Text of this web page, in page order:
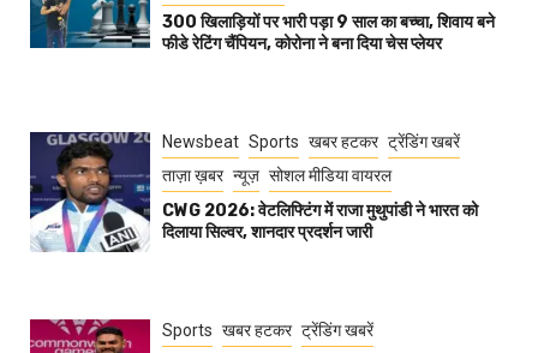
300 खिलाड़ियों पर भारी पड़ा 9 साल का बच्चा, शिवाय बने
फीडे रेटिंग चैंपियन, कोरोना ने बना दिया चेस प्लेयर
Newsbeat Sports खबर हटकर ट्रेंडिंग खबरें
ताज़ा ख़बर न्यूज़ सोशल मीडिया वायरल
CWG 2026: वेटलिफ्टिंग में राजा मुथुपांडी ने भारत को
दिलाया सिल्वर, शानदार प्रदर्शन जारी
Sports खबर हटकर ट्रेंडिंग खबरें